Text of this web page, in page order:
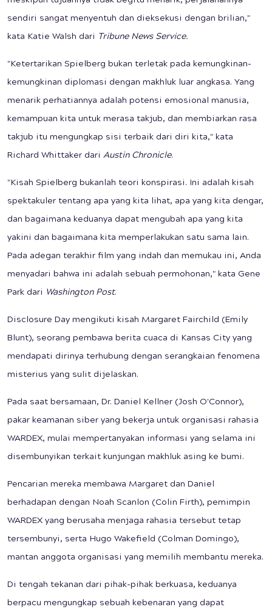
sendiri sangat menyentuh dan dieksekusi dengan brilian,"
kata Katie Walsh dari Tribune News Service.
"Ketertarikan Spielberg bukan terletak pada kemungkinan-
kemungkinan diplomasi dengan makhluk luar angkasa. Yang
menarik perhatiannya adalah potensi emosional manusia,
kemampuan kita untuk merasa takjub, dan membiarkan rasa
takjub itu mengungkap sisi terbaik dari diri kita," kata
Richard Whittaker dari Austin Chronicle.
"Kisah Spielberg bukanlah teori konspirasi. Ini adalah kisah
spektakuler tentang apa yang kita lihat, apa yang kita dengar,
dan bagaimana keduanya dapat mengubah apa yang kita
yakini dan bagaimana kita memperlakukan satu sama lain.
Pada adegan terakhir film yang indah dan memukau ini, Anda
menyadari bahwa ini adalah sebuah permohonan," kata Gene
Park dari Washington Post.
Disclosure Day mengikuti kisah Margaret Fairchild (Emily
Blunt), seorang pembawa berita cuaca di Kansas City yang
mendapati dirinya terhubung dengan serangkaian fenomena
misterius yang sulit dijelaskan.
Pada saat bersamaan, Dr. Daniel Kellner (Josh O'Connor),
pakar keamanan siber yang bekerja untuk organisasi rahasia
WARDEX, mulai mempertanyakan informasi yang selama ini
disembunyikan terkait kunjungan makhluk asing ke bumi.
Pencarian mereka membawa Margaret dan Daniel
berhadapan dengan Noah Scanlon (Colin Firth), pemimpin
WARDEX yang berusaha menjaga rahasia tersebut tetap
tersembunyi, serta Hugo Wakefield (Colman Domingo),
mantan anggota organisasi yang memilih membantu mereka.
Di tengah tekanan dari pihak-pihak berkuasa, keduanya
berpacu mengungkap sebuah kebenaran yang dapat